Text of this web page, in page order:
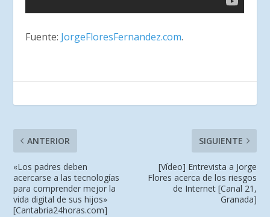
Fuente: JorgeFloresFernandez.com.
ANTERIOR
«Los padres deben
acercarse a las tecnologías
para comprender mejor la
vida digital de sus hijos»
[Cantabria24horas.com]
SIGUIENTE
[Vídeo] Entrevista a Jorge
Flores acerca de los riesgos
de Internet [Canal 21,
Granada]